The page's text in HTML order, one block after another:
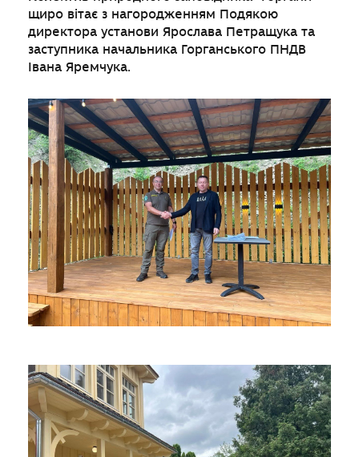
щиро вітає з нагородженням Подякою
директора установи Ярослава Петращука та
заступника начальника Горганського ПНДВ
Івана Яремчука.